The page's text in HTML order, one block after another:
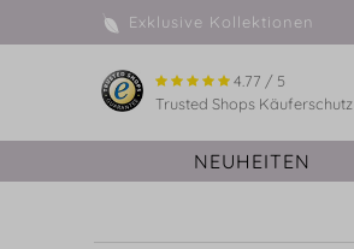
Exklusive Kollektionen
4.77 / 5
Trusted Shops Käuferschutz
NEUHEITEN